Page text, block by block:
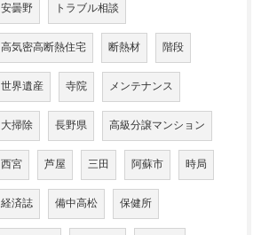
安曇野 トラブル相談
高気密高断熱住宅 断熱材 階段
世界遺産 寺院 メンテナンス
大掃除 長野県 高級分譲マンション
西宮 芦屋 三田 阿蘇市 時局
経済誌 備中高松 保健所